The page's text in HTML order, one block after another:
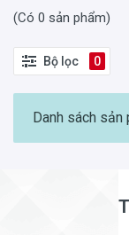
(Có 0 sản phẩm)
Bộ lọc 0
Danh sách